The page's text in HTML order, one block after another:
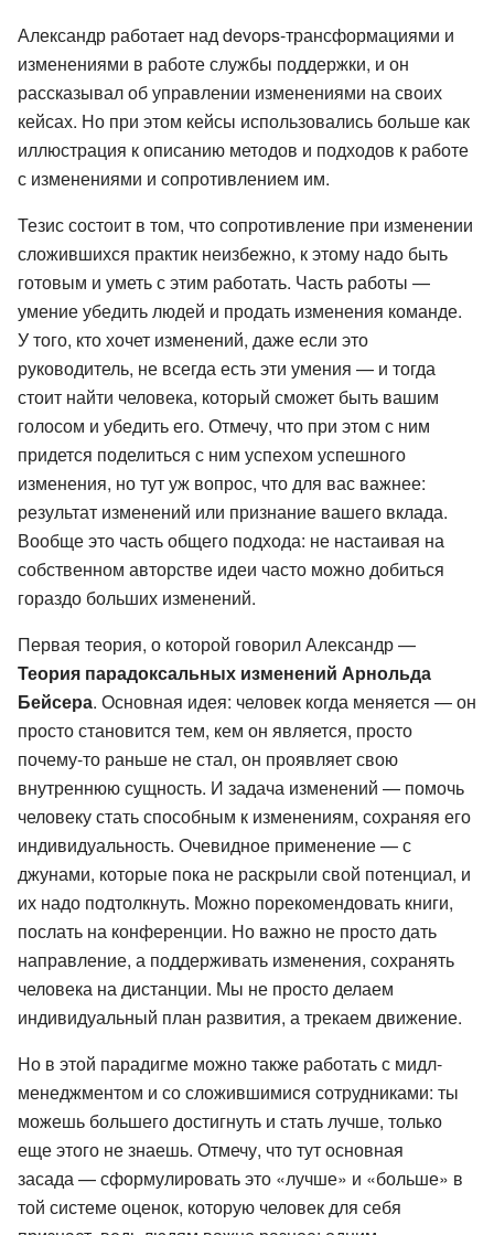
Александр работает над devops-трансформациями и
изменениями в работе службы поддержки, и он
рассказывал об управлении изменениями на своих
кейсах. Но при этом кейсы использовались больше как
иллюстрация к описанию методов и подходов к работе
с изменениями и сопротивлением им.
Тезис состоит в том, что сопротивление при изменении
сложившихся практик неизбежно, к этому надо быть
готовым и уметь с этим работать. Часть работы —
умение убедить людей и продать изменения команде.
У того, кто хочет изменений, даже если это
руководитель, не всегда есть эти умения — и тогда
стоит найти человека, который сможет быть вашим
голосом и убедить его. Отмечу, что при этом с ним
придется поделиться с ним успехом успешного
изменения, но тут уж вопрос, что для вас важнее:
результат изменений или признание вашего вклада.
Вообще это часть общего подхода: не настаивая на
собственном авторстве идеи часто можно добиться
гораздо больших изменений.
Первая теория, о которой говорил Александр —
Теория парадоксальных изменений Арнольда
Бейсера. Основная идея: человек когда меняется — он
просто становится тем, кем он является, просто
почему-то раньше не стал, он проявляет свою
внутреннюю сущность. И задача изменений — помочь
человеку стать способным к изменениям, сохраняя его
индивидуальность. Очевидное применение — с
джунами, которые пока не раскрыли свой потенциал, и
их надо подтолкнуть. Можно порекомендовать книги,
послать на конференции. Но важно не просто дать
направление, а поддерживать изменения, сохранять
человека на дистанции. Мы не просто делаем
индивидуальный план развития, а трекаем движение.
Но в этой парадигме можно также работать с мидл-
менеджментом и со сложившимися сотрудниками: ты
можешь большего достигнуть и стать лучше, только
еще этого не знаешь. Отмечу, что тут основная
засада — сформулировать это «лучше» и «больше» в
той системе оценок, которую человек для себя